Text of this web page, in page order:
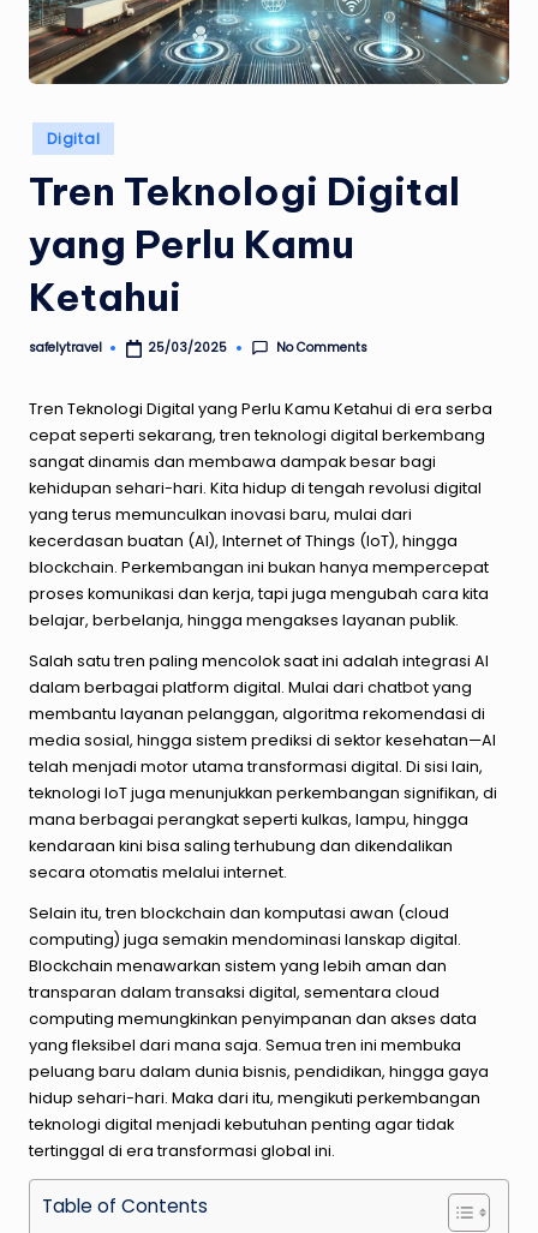
Posted
in
Digital
Tren Teknologi Digital
yang Perlu Kamu
Ketahui
Posted
safelytravel 25/03/2025 No Comments
Tren Teknologi Digital yang Perlu Kamu Ketahui di era serba
cepat seperti sekarang, tren teknologi digital berkembang
sangat dinamis dan membawa dampak besar bagi
kehidupan sehari-hari. Kita hidup di tengah revolusi digital
yang terus memunculkan inovasi baru, mulai dari
kecerdasan buatan (AI), Internet of Things (IoT), hingga
blockchain. Perkembangan ini bukan hanya mempercepat
proses komunikasi dan kerja, tapi juga mengubah cara kita
belajar, berbelanja, hingga mengakses layanan publik.
Salah satu tren paling mencolok saat ini adalah integrasi AI
dalam berbagai platform digital. Mulai dari chatbot yang
membantu layanan pelanggan, algoritma rekomendasi di
media sosial, hingga sistem prediksi di sektor kesehatan—AI
telah menjadi motor utama transformasi digital. Di sisi lain,
teknologi IoT juga menunjukkan perkembangan signifikan, di
mana berbagai perangkat seperti kulkas, lampu, hingga
kendaraan kini bisa saling terhubung dan dikendalikan
secara otomatis melalui internet.
Selain itu, tren blockchain dan komputasi awan (cloud
computing) juga semakin mendominasi lanskap digital.
Blockchain menawarkan sistem yang lebih aman dan
transparan dalam transaksi digital, sementara cloud
computing memungkinkan penyimpanan dan akses data
yang fleksibel dari mana saja. Semua tren ini membuka
peluang baru dalam dunia bisnis, pendidikan, hingga gaya
hidup sehari-hari. Maka dari itu, mengikuti perkembangan
teknologi digital menjadi kebutuhan penting agar tidak
tertinggal di era transformasi global ini.
Table of Contents